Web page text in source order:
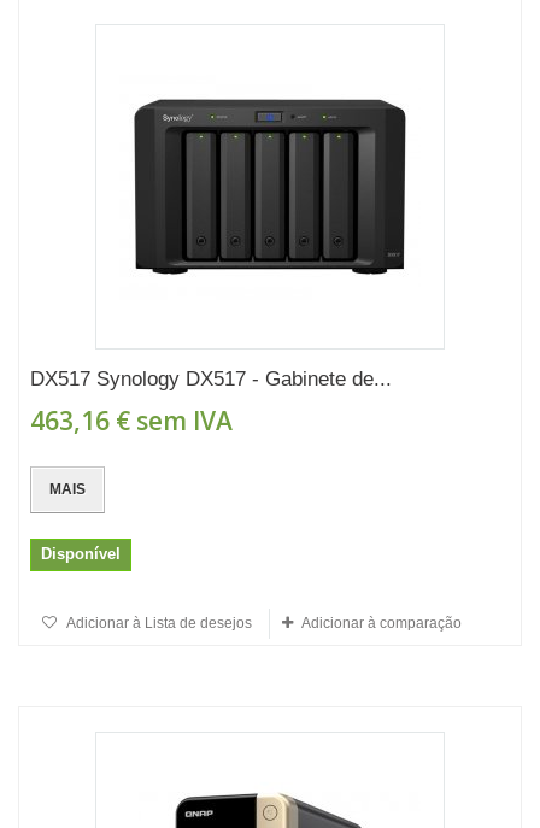
DX517 Synology DX517 - Gabinete de...
463,16 € sem IVA
MAIS
Disponível
Adicionar à Lista de desejos Adicionar à comparação